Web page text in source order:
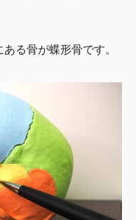
る骨が蝶形骨です。